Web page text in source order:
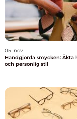
05. nov
Handgjorda smycken: Äkta
och personlig stil